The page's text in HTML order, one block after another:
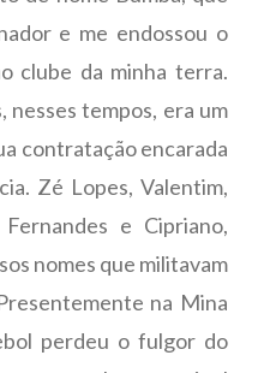
e me endossou o
clube da minha terra.
nesses tempos, era um
contratação encarada
Zé Lopes, Valentim,
e Cipriano,
nomes que militavam
na Mina
perdeu o fulgor do